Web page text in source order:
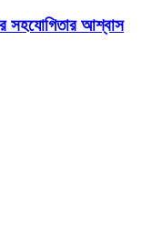
সহযোগিতার আশ্বাস